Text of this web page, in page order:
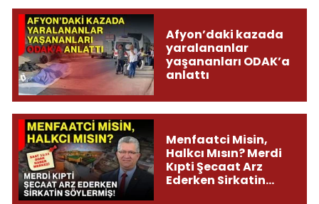
Afyon’daki kazada
yaralananlar
yaşananları ODAK’a
anlattı
Menfaatci Misin,
Halkcı Mısın? Merdi
Kıpti Şecaat Arz
Ederken Sirkatin